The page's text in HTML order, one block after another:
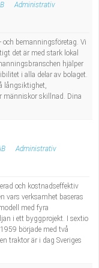
Administrativ
och bemanningsföretag. Vi
det är med stark lokal
hjälper
i alla delar av bolaget.
långsiktighet,
människor skillnad. Dina
Administrativ
och kostnadseffektiv
vars verksamhet baseras
med fyra
i ett byggprojekt. I sextio
började med två
traktor är i dag Sveriges